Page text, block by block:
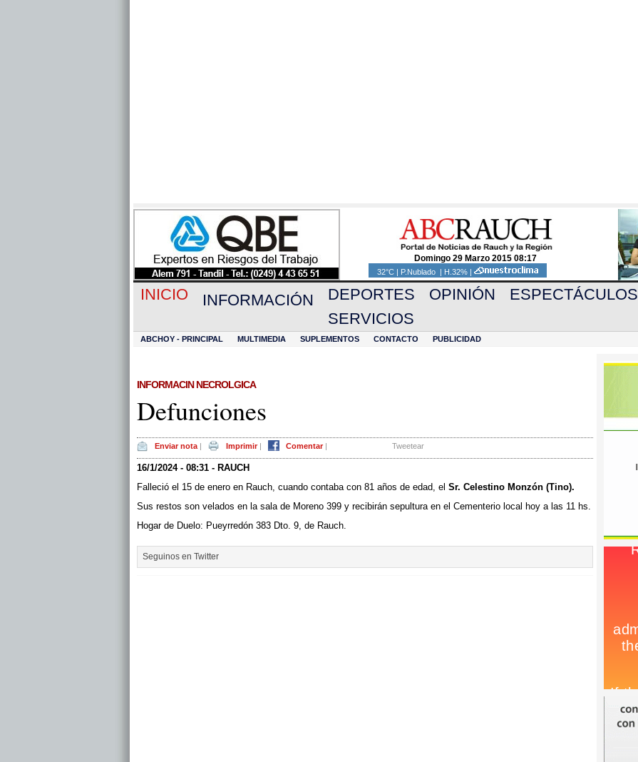
Domingo 29 Marzo 2015 08:17
32°C | P.Nublado | H.32% |
INICIO INFORMACIÓN DEPORTES OPINIÓN ESPECTÁCULOS
SERVICIOS
ABCHOY - PRINCIPAL MULTIMEDIA SUPLEMENTOS CONTACTO PUBLICIDAD
INFORMACIN NECROLGICA
Defunciones
Enviar nota | Imprimir| Comentar| Tweetear
16/1/2024 - 08:31 - RAUCH
Falleció el 15 de enero en Rauch, cuando contaba con 81 años de edad, el Sr. Celestino Monzón (Tino).
Sus restos son velados en la sala de Moreno 399 y recibirán sepultura en el Cementerio local hoy a las 11 hs.
Hogar de Duelo: Pueyrredón 383 Dto. 9, de Rauch.
Seguinos en Twitter